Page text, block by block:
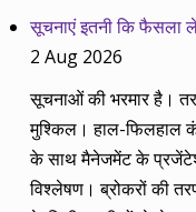
सूचनाएं इतनी कि फैसला
2 Aug 2026
सूचनाओं की भरमार है।
मुश्किल। हाल-फिलहाल
के साथ मैनेजमेंट के
विश्लेषण। ब्रोकरों की